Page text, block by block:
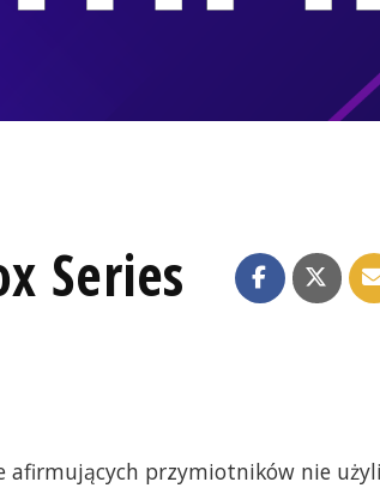
Series
afirmujących przymiotników nie użyli